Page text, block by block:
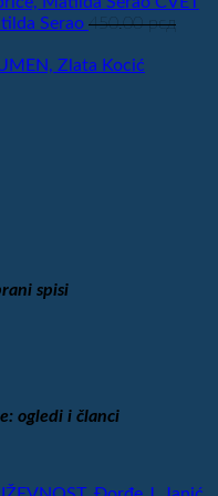
je:Serao 450.00рсд
Zlata Kocić
spisi
ogledi i članci